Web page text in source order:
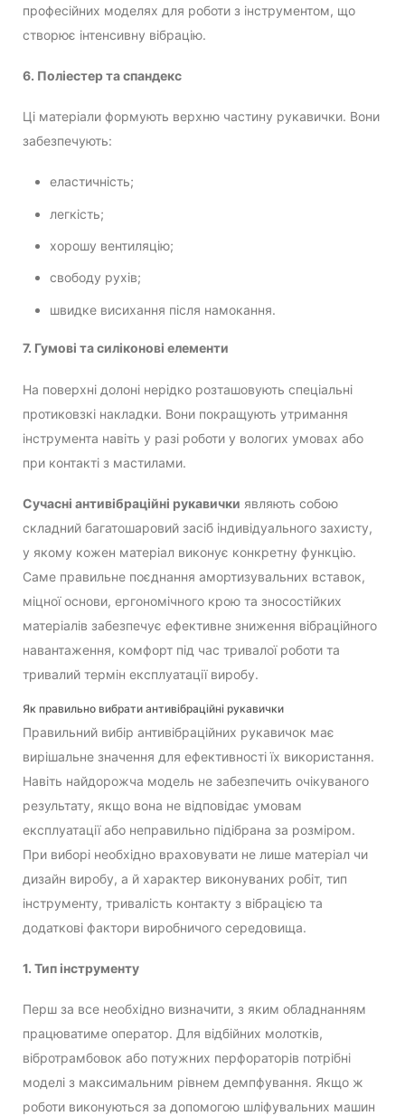
професійних моделях для роботи з інструментом, що
створює інтенсивну вібрацію.
6. Поліестер та спандекс
Ці матеріали формують верхню частину рукавички. Вони
забезпечують:
еластичність;
легкість;
хорошу вентиляцію;
свободу рухів;
швидке висихання після намокання.
7. Гумові та силіконові елементи
На поверхні долоні нерідко розташовують спеціальні
протиковзкі накладки. Вони покращують утримання
інструмента навіть у разі роботи у вологих умовах або
при контакті з мастилами.
Сучасні антивібраційні рукавички являють собою
складний багатошаровий засіб індивідуального захисту,
у якому кожен матеріал виконує конкретну функцію.
Саме правильне поєднання амортизувальних вставок,
міцної основи, ергономічного крою та зносостійких
матеріалів забезпечує ефективне зниження вібраційного
навантаження, комфорт під час тривалої роботи та
тривалий термін експлуатації виробу.
Як правильно вибрати антивібраційні рукавички
Правильний вибір антивібраційних рукавичок має
вирішальне значення для ефективності їх використання.
Навіть найдорожча модель не забезпечить очікуваного
результату, якщо вона не відповідає умовам
експлуатації або неправильно підібрана за розміром.
При виборі необхідно враховувати не лише матеріал чи
дизайн виробу, а й характер виконуваних робіт, тип
інструменту, тривалість контакту з вібрацією та
додаткові фактори виробничого середовища.
1. Тип інструменту
Перш за все необхідно визначити, з яким обладнанням
працюватиме оператор. Для відбійних молотків,
вібротрамбовок або потужних перфораторів потрібні
моделі з максимальним рівнем демпфування. Якщо ж
роботи виконуються за допомогою шліфувальних машин